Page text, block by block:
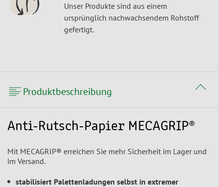
Unser Produkte sind aus einem
ursprünglich nachwachsendem Rohstoff
gefertigt.
Produktbeschreibung
Anti-Rutsch-Papier MECAGRIP®
Mit MECAGRIP® erreichen Sie mehr Sicherheit im Lager und
im Versand.
stabilisiert Palettenladungen selbst in extremer